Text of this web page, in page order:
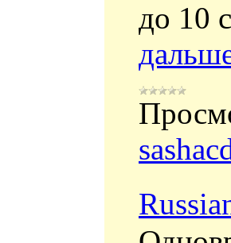
до 10